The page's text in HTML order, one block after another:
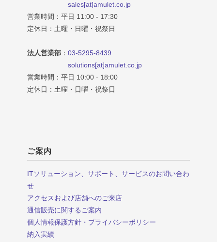
sales[at]amulet.co.jp
営業時間：平日 11:00 - 17:30
定休日：土曜・日曜・祝祭日
法人営業部 ： 03-5295-8439
solutions[at]amulet.co.jp
営業時間：平日 10:00 - 18:00
定休日：土曜・日曜・祝祭日
ご案内
ITソリューション、サポート、サービスのお問い合わ
せ
アクセスおよび店舗へのご来店
通信販売に関するご案内
個人情報保護方針・プライバシーポリシー
納入実績